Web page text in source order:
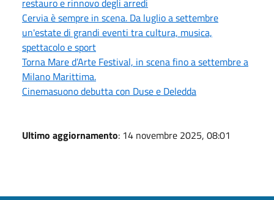
Cervia è sempre in scena. Da luglio a settembre
un'estate di grandi eventi tra cultura, musica,
spettacolo e sport
Torna Mare d’Arte Festival, in scena fino a settembre a
Milano Marittima.
Cinemasuono debutta con Duse e Deledda
Ultimo aggiornamento: 14 novembre 2025, 08:01